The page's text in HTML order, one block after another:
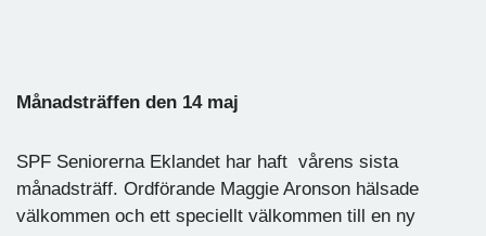
Månadsträffen den 14 maj
SPF Seniorerna Eklandet har haft vårens sista
månadsträff. Ordförande Maggie Aronson hälsade
välkommen och ett speciellt välkommen till en ny